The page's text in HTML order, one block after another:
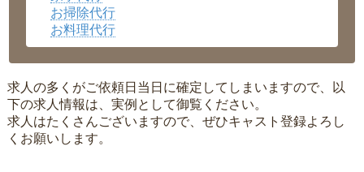
お掃除代行
お料理代行
求人の多くがご依頼日当日に確定してしまいますので、以
下の求人情報は、実例として御覧ください。
求人はたくさんございますので、ぜひキャスト登録よろし
くお願いします。